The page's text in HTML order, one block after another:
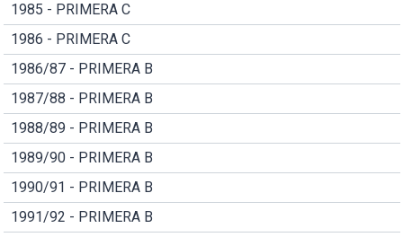
1985 - PRIMERA C
1986 - PRIMERA C
1986/87 - PRIMERA B
1987/88 - PRIMERA B
1988/89 - PRIMERA B
1989/90 - PRIMERA B
1990/91 - PRIMERA B
1991/92 - PRIMERA B